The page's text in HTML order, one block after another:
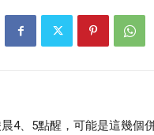
4、5點醒，可能是這幾個